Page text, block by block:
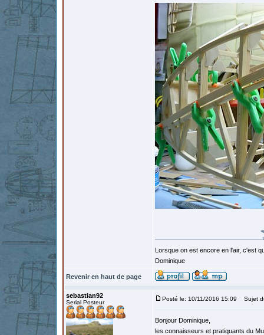
Lorsque on est encore en l'air, c'est
Dominique
Revenir en haut de page
sebastian92
Serial Posteur
Posté le: 10/11/2016 15:09 Sujet
Bonjour Dominique,
les connaisseurs et pratiquants du